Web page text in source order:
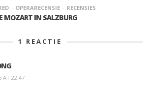
OPERARECENSIE RECENSIES
MOZART IN SALZBURG
1 REACTIE
AT 22:47